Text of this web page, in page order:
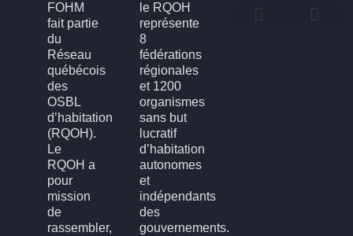
FOHM
fait partie
du
Réseau
québécois
des
OSBL
d’habitation
(RQOH).
Le
RQOH a
pour
mission
de
rassembler,
le RQOH
représente
8
fédérations
régionales
et 1200
organismes
sans but
lucratif
d’habitation
autonomes
et
indépendants
des
gouvernements.